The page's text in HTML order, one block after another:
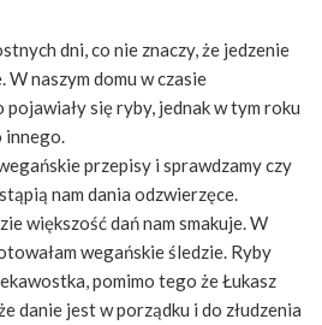
dni, co nie znaczy, że jedzenie
W naszym domu w czasie
się ryby, jednak w tym roku
innego.
przepisy i sprawdzamy czy
nam dania odzwierzęce.
większość dań nam smakuje. W
wegańskie śledzie. Ryby
pomimo tego że Łukasz
danie jest w porządku i do złudzenia